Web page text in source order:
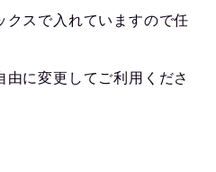
クスで入れていますので任
に変更してご利用くださ